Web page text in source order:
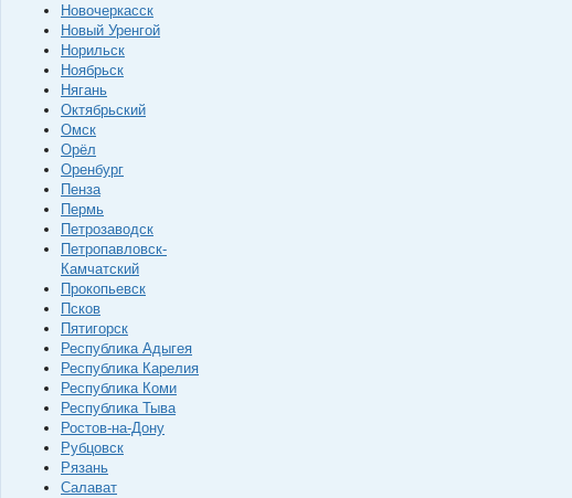
Новочеркасск
Новый Уренгой
Норильск
Ноябрьск
Нягань
Октябрьский
Омск
Орёл
Оренбург
Пенза
Пермь
Петрозаводск
Петропавловск-
Камчатский
Прокопьевск
Псков
Пятигорск
Республика Адыгея
Республика Карелия
Республика Коми
Республика Тыва
Ростов-на-Дону
Рубцовск
Рязань
Салават